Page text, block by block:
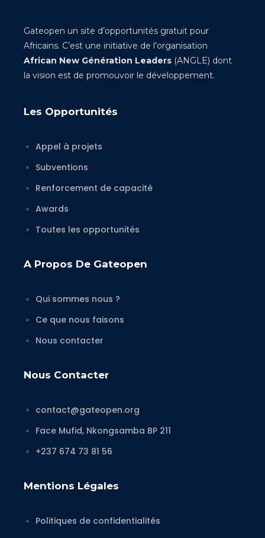
Gateopen un site d’opportunités gratuit pour
Africains. C’est une initiative de l’organisation
African New Génération Leaders (ANGLE) dont
la vision est de promouvoir le développement.
Les Opportunités
Appel à projets
Subventions
Renforcement de capacité
Awards
Toutes les opportunités
A Propos De Gateopen
Qui sommes nous ?
Ce que nous faisons
Nous contacter
Nous Contacter
contact@gateopen.org
Face Mufid, Nkongsamba BP 211
+237 674 73 81 56
Mentions Légales
Politiques de confidentialités